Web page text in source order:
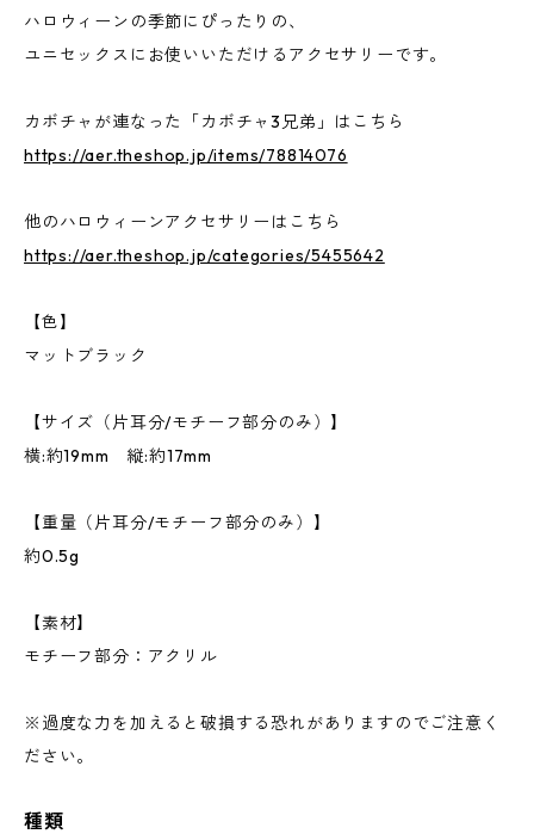
ハロウィーンの季節にぴったりの、
ユニセックスにお使いいただけるアクセサリーです。
カボチャが連なった「カボチャ3兄弟」はこちら
https://aer.theshop.jp/items/78814076
他のハロウィーンアクセサリーはこちら
https://aer.theshop.jp/categories/5455642
【色】
マットブラック
【サイズ（片耳分/モチーフ部分のみ）】
横:約19mm 縦:約17mm
【重量（片耳分/モチーフ部分のみ）】
約0.5g
【素材】
モチーフ部分：アクリル
※過度な力を加えると破損する恐れがありますのでご注意く
ださい。
種類